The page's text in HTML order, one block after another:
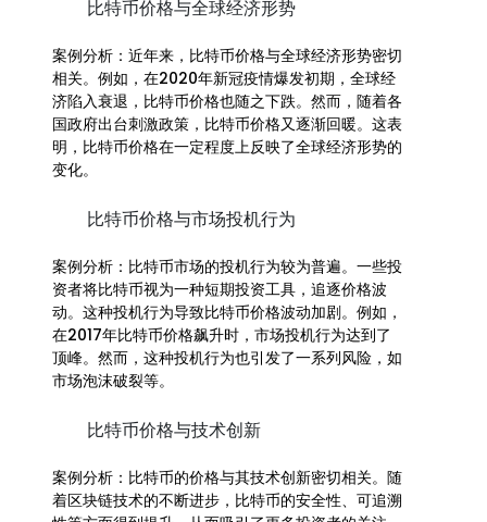
比特币价格与全球经济形势
案例分析：近年来，比特币价格与全球经济形势密切
相关。例如，在2020年新冠疫情爆发初期，全球经
济陷入衰退，比特币价格也随之下跌。然而，随着各
国政府出台刺激政策，比特币价格又逐渐回暖。这表
明，比特币价格在一定程度上反映了全球经济形势的
变化。
比特币价格与市场投机行为
案例分析：比特币市场的投机行为较为普遍。一些投
资者将比特币视为一种短期投资工具，追逐价格波
动。这种投机行为导致比特币价格波动加剧。例如，
在2017年比特币价格飙升时，市场投机行为达到了
顶峰。然而，这种投机行为也引发了一系列风险，如
市场泡沫破裂等。
比特币价格与技术创新
案例分析：比特币的价格与其技术创新密切相关。随
着区块链技术的不断进步，比特币的安全性、可追溯